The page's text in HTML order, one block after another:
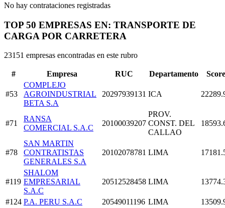
No hay contrataciones registradas
TOP 50 EMPRESAS EN: TRANSPORTE DE
CARGA POR CARRETERA
23151 empresas encontradas en este rubro
# Empresa RUC Departamento Score
#53
COMPLEJO
AGROINDUSTRIAL
BETA S.A
20297939131 ICA
#71
RANSA
COMERCIAL S.A.C
20100039207
PROV.
CONST. DEL
CALLAO
#78
SAN MARTIN
CONTRATISTAS
GENERALES S.A
20102078781 LIMA
#119
SHALOM
EMPRESARIAL
S.A.C
20512528458 LIMA
#124 P.A. PERU S.A.C 20549011196 LIMA